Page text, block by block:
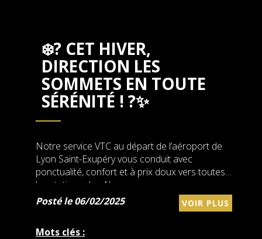
❄️? CET HIVER,
DIRECTION LES
SOMMETS EN TOUTE
SÉRÉNITÉ ! ?✨
Notre service VTC au départ de l’aéroport de
Lyon Saint-Exupéry vous conduit avec
ponctualité, confort et à prix doux vers toutes
les stations des Alpes.
Posté le 06/02/2025
VOIR PLUS
Mots clés :